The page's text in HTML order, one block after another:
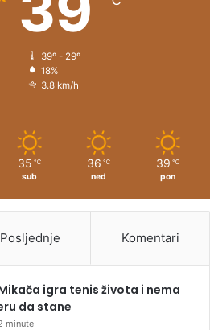
39º - 29º
18%
3.8 km/h
35 ℃
sub
36 ℃
ned
39 ℃
pon
Posljednje Komentari
igra tenis života i nema
da stane
minute